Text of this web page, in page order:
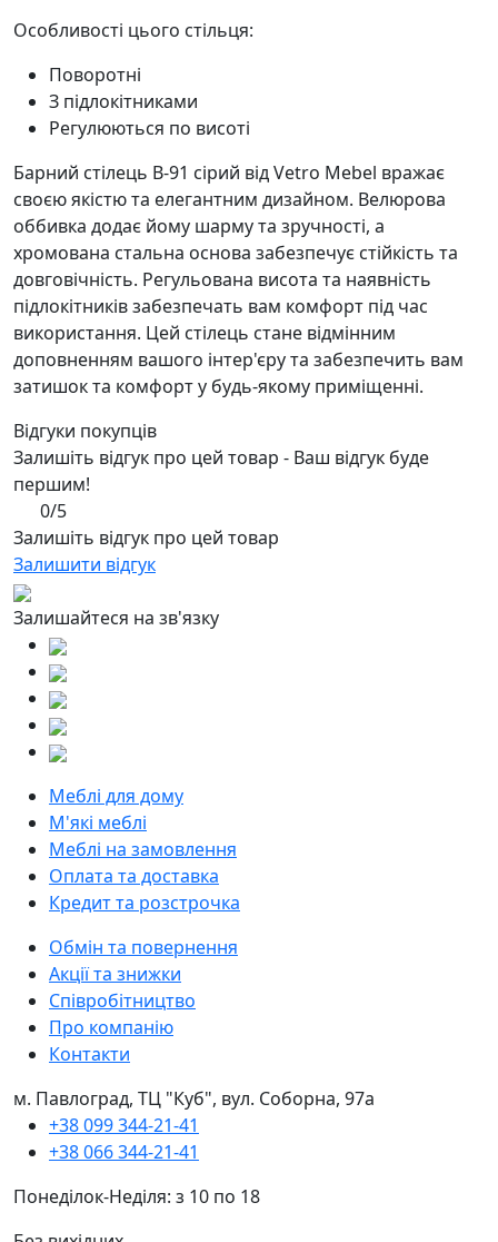
Особливості цього стільця:
Поворотні
З підлокітниками
Регулюються по висоті
Барний стілець B-91 сірий від Vetro Mebel вражає
своєю якістю та елегантним дизайном. Велюрова
оббивка додає йому шарму та зручності, а
хромована стальна основа забезпечує стійкість та
довговічність. Регульована висота та наявність
підлокітників забезпечать вам комфорт під час
використання. Цей стілець стане відмінним
доповненням вашого інтер'єру та забезпечить вам
затишок та комфорт у будь-якому приміщенні.
Відгуки покупців
Залишіть відгук про цей товар - Ваш відгук буде
першим!
0/5
Залишіть відгук про цей товар
Залишити відгук
Залишайтеся на зв'язку
Меблі для дому
М'які меблі
Меблі на замовлення
Оплата та доставка
Кредит та розстрочка
Обмін та повернення
Акції та знижки
Співробітництво
Про компанію
Контакти
м. Павлоград, ТЦ "Куб", вул. Соборна, 97а
+38 099 344-21-41
+38 066 344-21-41
Понеділок-Неділя: з 10 по 18